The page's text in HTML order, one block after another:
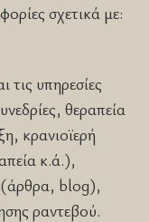
σχετικά με:
τις υπηρεσίες
θεραπεία
κρανιοϊερή
κ.ά.),
(άρθρα, blog),
ραντεβού.